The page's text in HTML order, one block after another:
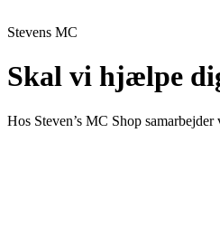
Stevens MC
Skal vi hjælpe
Hos Steven’s MC Shop